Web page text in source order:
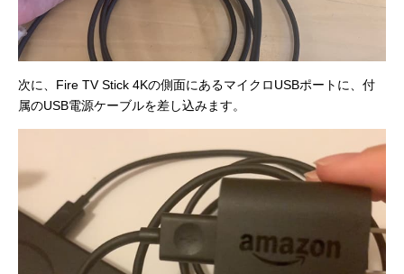
次に、Fire TV Stick 4Kの側面にあるマイクロUSBポートに、付
属のUSB電源ケーブルを差し込みます。